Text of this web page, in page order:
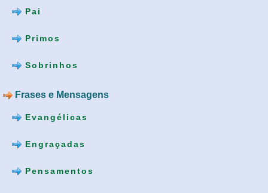
Pai
Primos
Sobrinhos
Frases e Mensagens
Evangélicas
Engraçadas
Pensamentos